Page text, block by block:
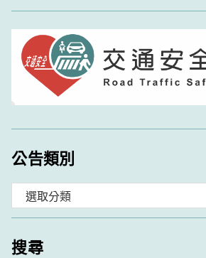
公告類別
類
搜尋